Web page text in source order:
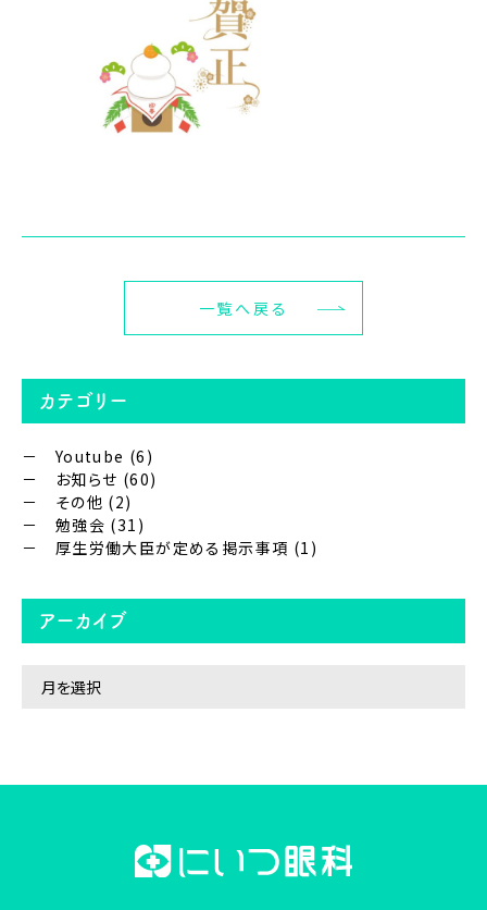
一覧へ戻る
カテゴリー
Youtube (6)
お知らせ (60)
その他 (2)
勉強会 (31)
厚生労働大臣が定める掲示事項 (1)
アーカイブ